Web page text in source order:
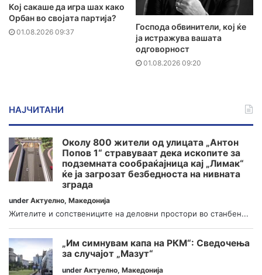
Кој сакаше да игра шах како
Орбан во својата партија?
01.08.2026 09:37
Господа обвинители, кој ќе
ја истражува вашата
одговорност
01.08.2026 09:20
НАЈЧИТАНИ
Околу 800 жители од улицата „Антон
Попов 1“ стравуваат дека ископите за
подземната сообраќајница кај „Лимак“
ќе ја загрозат безбедноста на нивната
зграда
under Актуелно, Македонија
Жителите и сопствениците на деловни простори во станбен...
„Им симнувам капа на РКМ“: Сведочења
за случајот „Мазут“
under Актуелно, Македонија